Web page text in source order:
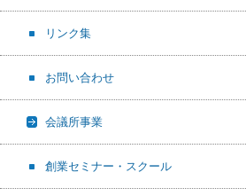
リンク集
お問い合わせ
会議所事業
創業セミナー・スクール